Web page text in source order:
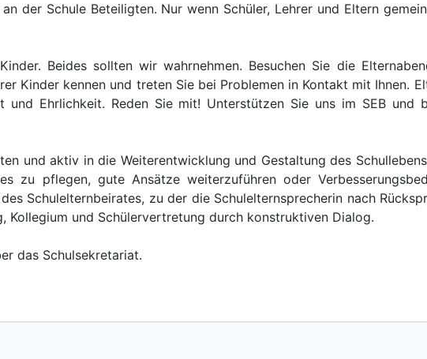
der Schule Beteiligten. Nur wenn Schüler, Lehrer und Eltern
Beides sollten wir wahrnehmen. Besuchen Sie die
Kinder kennen und treten Sie bei Problemen in Kontakt mit Ihnen.
Ehrlichkeit. Reden Sie mit! Unterstützen Sie uns im SEB und
und aktiv in die Weiterentwicklung und Gestaltung des
zu pflegen, gute Ansätze weiterzuführen oder
Schulelternbeirates, zu der die Schulelternsprecherin nach
Kollegium und Schülervertretung durch konstruktiven Dialog.
das Schulsekretariat.